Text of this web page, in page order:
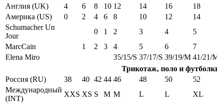
Англия (UK)
4 6 8 10 12 14 16
18
Америка (US)
0 2 4 6 8 10 12
14
Schumacher Un
Jour
0 1 2 3 4
5
MarcCain
1 2 3 4 5 6
7
Elena Miro
35/15/S 37/17/S 39/19/M 41/21/
Трикотаж, поло и
Россия (RU)
38 40 42 44 46 48 50
52
Международный
(INT)
XXS XS S M M L L
XL